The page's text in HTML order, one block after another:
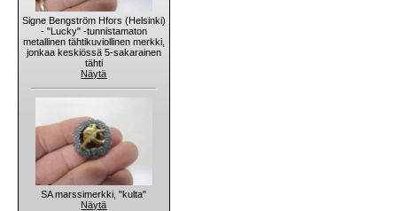
Signe Bengström Hfors (Helsinki)
- "Lucky" -tunnistamaton
metallinen tähtikuviollinen merkki,
jonkaa keskiössä 5-sakarainen
tähti
Näytä
SA marssimerkki, "kulta"
Näytä